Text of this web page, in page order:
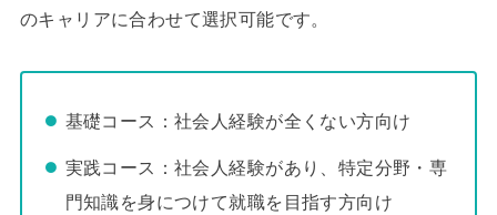
のキャリアに合わせて選択可能です。
基礎コース：社会人経験が全くない方向け
実践コース：社会人経験があり、特定分野・専
門知識を身につけて就職を目指す方向け